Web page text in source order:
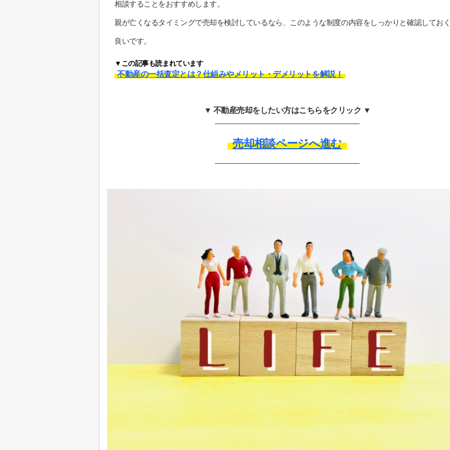
相談することをおすすめします。
親が亡くなるタイミングで売却を検討しているなら、このような制度の内容をしっかりと確認してお
良いです。
▼この記事も読まれています
不動産の一括査定とは？仕組みやメリット・デメリットを解説！
▼ 不動産売却をしたい方はこちらをクリック ▼
売却相談ページへ進む